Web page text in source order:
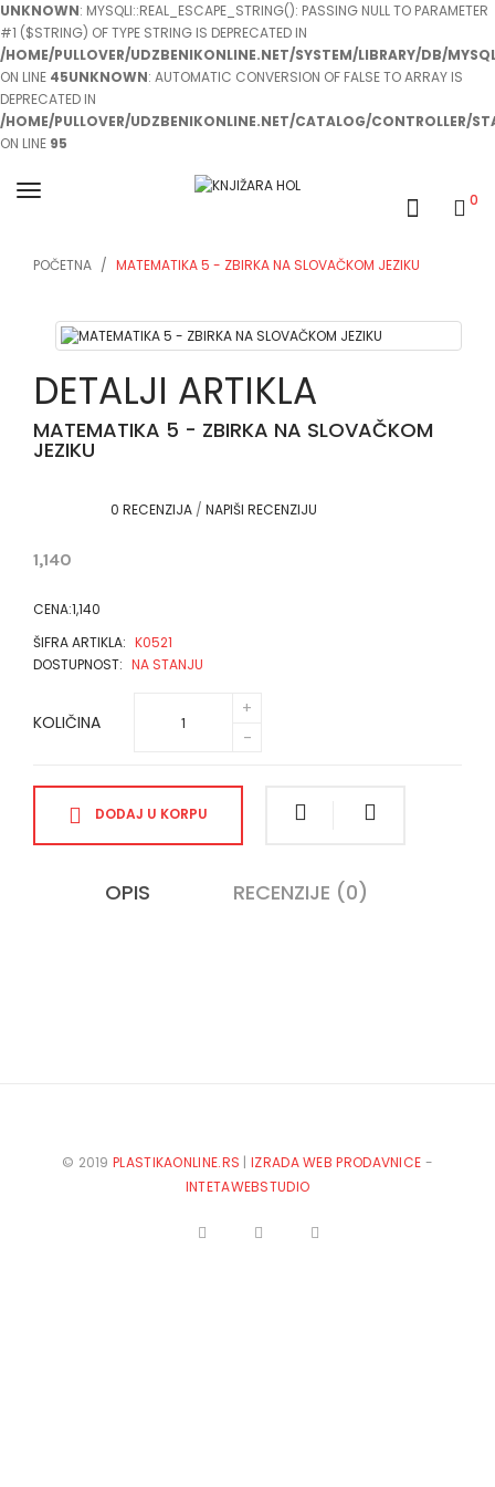
UNKNOWN: MYSQLI::REAL_ESCAPE_STRING(): PASSING NULL TO PARAMETER
#1 ($STRING) OF TYPE STRING IS DEPRECATED IN
/HOME/PULLOVER/UDZBENIKONLINE.NET/SYSTEM/LIBRARY/DB/
ON LINE 45UNKNOWN: AUTOMATIC CONVERSION OF FALSE TO ARRAY IS
DEPRECATED IN
/HOME/PULLOVER/UDZBENIKONLINE.NET/CATALOG/CONTROLLER/
ON LINE 95
0
POČETNA MATEMATIKA 5 - ZBIRKA NA SLOVAČKOM JEZIKU
DETALJI ARTIKLA
MATEMATIKA 5 - ZBIRKA NA SLOVAČKOM
JEZIKU
0 RECENZIJA / NAPIŠI RECENZIJU
1,140
CENA:1,140
ŠIFRA ARTIKLA: K0521
DOSTUPNOST: NA STANJU
KOLIČINA
DODAJ U KORPU
OPIS RECENZIJE (0)
© 2019PLASTIKAONLINE.RS |IZRADA WEB PRODAVNICE -
INTETAWEBSTUDIO